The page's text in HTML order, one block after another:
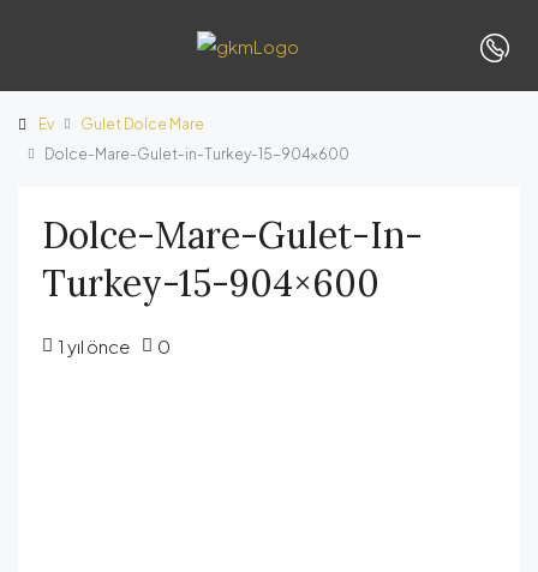
Ev
Gulet Dolce Mare
Dolce-Mare-Gulet-in-Turkey-15-904×600
Dolce-Mare-Gulet-In-
Turkey-15-904×600
1 yıl önce 0